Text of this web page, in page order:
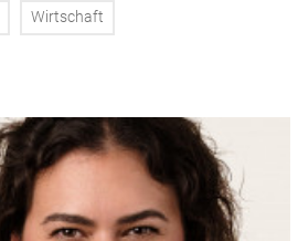
Wirtschaft